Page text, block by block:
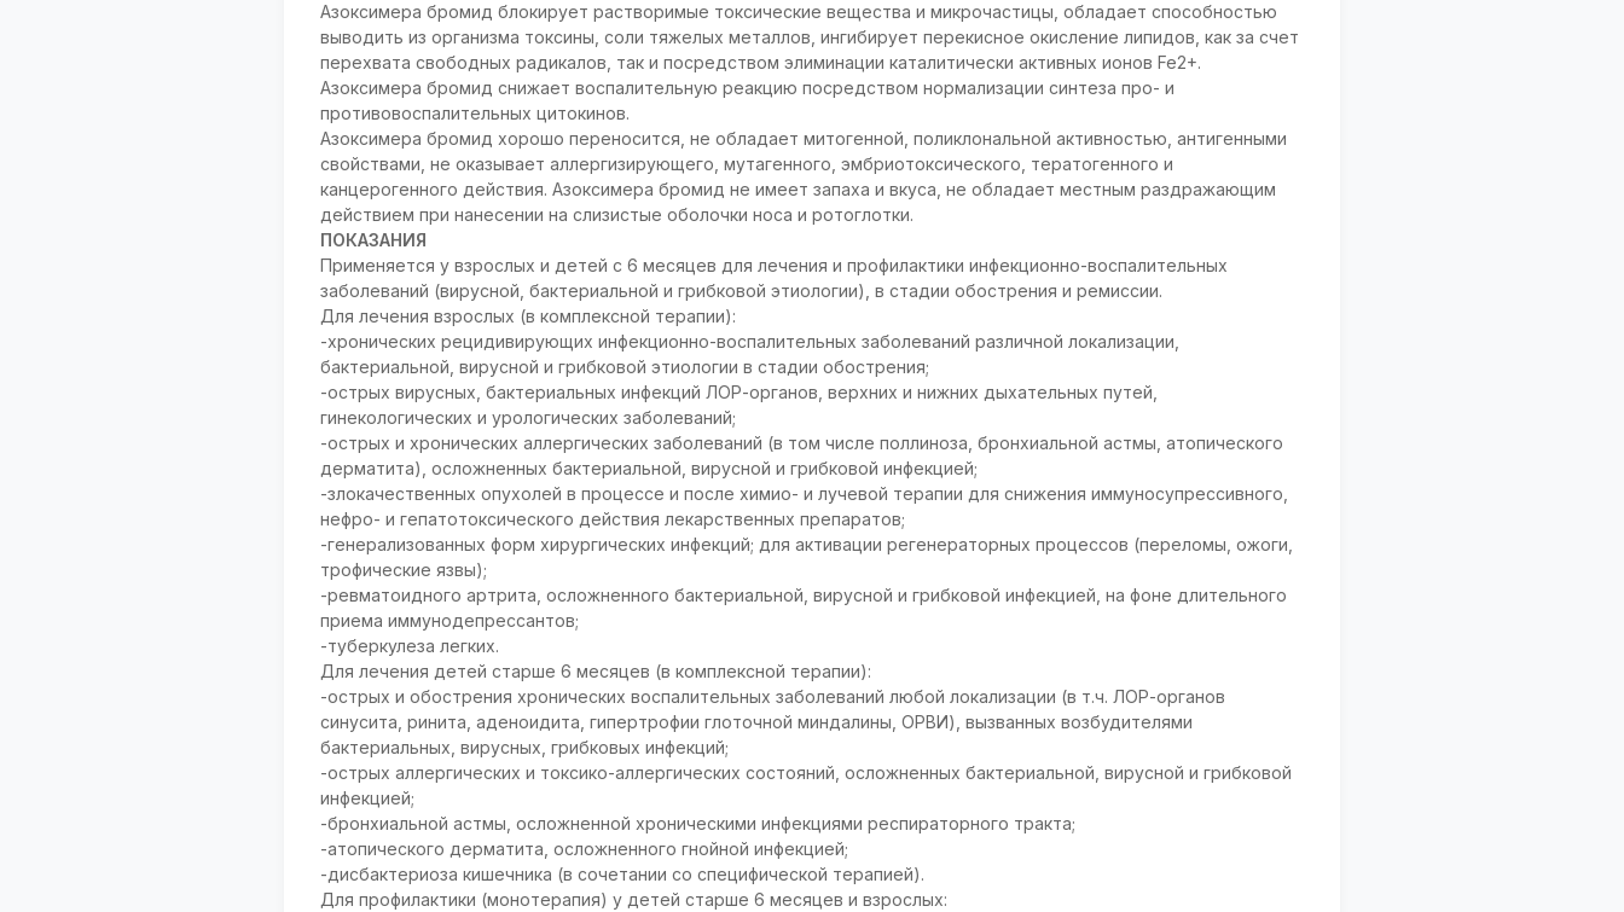
Азоксимера бромид блокирует растворимые токсические вещества и микрочастицы, обладает способностью
выводить из организма токсины, соли тяжелых металлов, ингибирует перекисное окисление липидов, как за счет
перехвата свободных радикалов, так и посредством элиминации каталитически активных ионов Fe2+.
Азоксимера бромид снижает воспалительную реакцию посредством нормализации синтеза про- и
противовоспалительных цитокинов.
Азоксимера бромид хорошо переносится, не обладает митогенной, поликлональной активностью, антигенными
свойствами, не оказывает аллергизирующего, мутагенного, эмбриотоксического, тератогенного и
канцерогенного действия. Азоксимера бромид не имеет запаха и вкуса, не обладает местным раздражающим
действием при нанесении на слизистые оболочки носа и ротоглотки.
ПОКАЗАНИЯ
Применяется у взрослых и детей с 6 месяцев для лечения и профилактики инфекционно-воспалительных
заболеваний (вирусной, бактериальной и грибковой этиологии), в стадии обострения и ремиссии.
Для лечения взрослых (в комплексной терапии):
-хронических рецидивирующих инфекционно-воспалительных заболеваний различной локализации,
бактериальной, вирусной и грибковой этиологии в стадии обострения;
-острых вирусных, бактериальных инфекций ЛОР-органов, верхних и нижних дыхательных путей,
гинекологических и урологических заболеваний;
-острых и хронических аллергических заболеваний (в том числе поллиноза, бронхиальной астмы, атопического
дерматита), осложненных бактериальной, вирусной и грибковой инфекцией;
-злокачественных опухолей в процессе и после химио- и лучевой терапии для снижения иммуносупрессивного,
нефро- и гепатотоксического действия лекарственных препаратов;
-генерализованных форм хирургических инфекций; для активации регенераторных процессов (переломы, ожоги,
трофические язвы);
-ревматоидного артрита, осложненного бактериальной, вирусной и грибковой инфекцией, на фоне длительного
приема иммунодепрессантов;
-туберкулеза легких.
Для лечения детей старше 6 месяцев (в комплексной терапии):
-острых и обострения хронических воспалительных заболеваний любой локализации (в т.ч. ЛОР-органов
синусита, ринита, аденоидита, гипертрофии глоточной миндалины, ОРВИ), вызванных возбудителями
бактериальных, вирусных, грибковых инфекций;
-острых аллергических и токсико-аллергических состояний, осложненных бактериальной, вирусной и грибковой
инфекцией;
-бронхиальной астмы, осложненной хроническими инфекциями респираторного тракта;
-атопического дерматита, осложненного гнойной инфекцией;
-дисбактериоза кишечника (в сочетании со специфической терапией).
Для профилактики (монотерапия) у детей старше 6 месяцев и взрослых: